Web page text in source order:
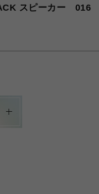
スピーカー 016